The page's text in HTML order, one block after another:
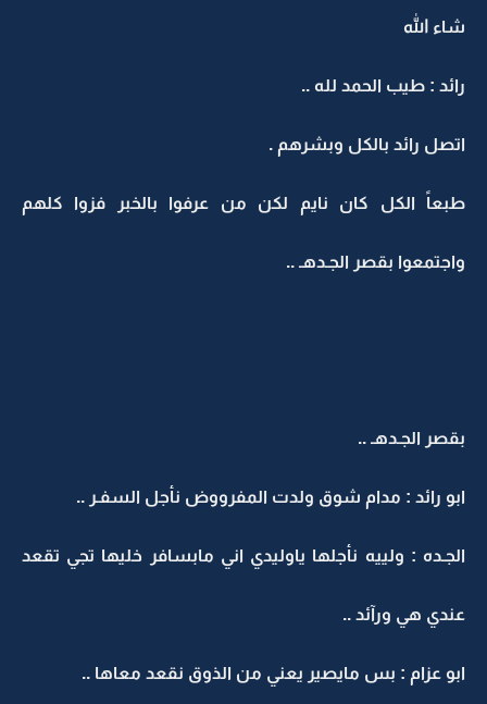
شاء الله
رائد : طيب الحمد لله ..
اتصل رائد بالكل وبشرهم .
طبعاً الكل كان نايم لكن من عرفوا بالخبر فزوا كلهم
واجتمعوا بقصر الجـدهـ ..
بقصر الجـدهـ ..
ابو رائد : مدام شوق ولدت المفرووض نأجل السفـر ..
الجـده : ولييه نأجلها ياوليدي اني مابسافر خليها تجي تقعد
عندي هي ورآئد ..
ابو عزام : بس مايصير يعني من الذوق نقعد معاها ..